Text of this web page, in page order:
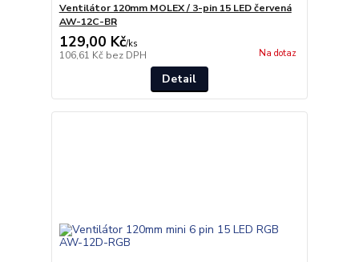
Ventilátor 120mm MOLEX / 3-pin 15 LED červená
AW-12C-BR
129,00 Kč/ks
106,61 Kč bez DPH Na dotaz
Detail